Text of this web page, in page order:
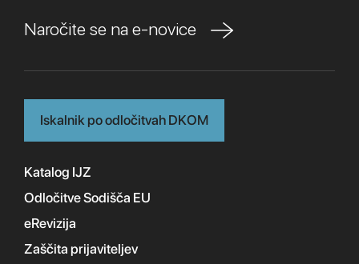
Naročite se na e-novice
Iskalnik po odločitvah DKOM
Katalog IJZ
Odločitve Sodišča EU
eRevizija
Zaščita prijaviteljev